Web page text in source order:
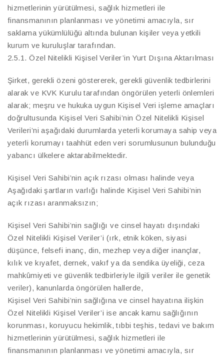
hizmetlerinin yürütülmesi, sağlık hizmetleri ile
finansmanının planlanması ve yönetimi amacıyla, sır
saklama yükümlülüğü altında bulunan kişiler veya yetkili
kurum ve kuruluşlar tarafından.
2.5.1. Özel Nitelikli Kişisel Veriler’in Yurt Dışına Aktarılması
Şirket, gerekli özeni göstererek, gerekli güvenlik tedbirlerini
alarak ve KVK Kurulu tarafından öngörülen yeterli önlemleri
alarak; meşru ve hukuka uygun Kişisel Veri işleme amaçları
doğrultusunda Kişisel Veri Sahibi’nin Özel Nitelikli Kişisel
Verileri’ni aşağıdaki durumlarda yeterli korumaya sahip veya
yeterli korumayı taahhüt eden veri sorumlusunun bulunduğu
yabancı ülkelere aktarabilmektedir.
Kişisel Veri Sahibi’nin açık rızası olması halinde veya
Aşağıdaki şartların varlığı halinde Kişisel Veri Sahibi’nin
açık rızası aranmaksızın;
Kişisel Veri Sahibi’nin sağlığı ve cinsel hayatı dışındaki
Özel Nitelikli Kişisel Veriler’i (ırk, etnik köken, siyasi
düşünce, felsefi inanç, din, mezhep veya diğer inançlar,
kılık ve kıyafet, dernek, vakıf ya da sendika üyeliği, ceza
mahkûmiyeti ve güvenlik tedbirleriyle ilgili veriler ile genetik
veriler), kanunlarda öngörülen hallerde,
Kişisel Veri Sahibi’nin sağlığına ve cinsel hayatına ilişkin
Özel Nitelikli Kişisel Veriler’i ise ancak kamu sağlığının
korunması, koruyucu hekimlik, tıbbi teşhis, tedavi ve bakım
hizmetlerinin yürütülmesi, sağlık hizmetleri ile
finansmanının planlanması ve yönetimi amacıyla, sır